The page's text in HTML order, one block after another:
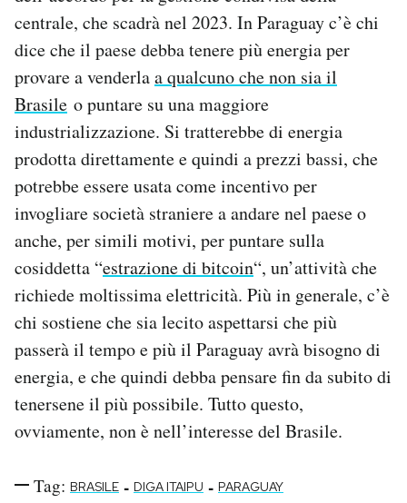
centrale, che scadrà nel 2023. In Paraguay c’è chi
dice che il paese debba tenere più energia per
provare a venderlaa qualcuno che non sia il
Brasile o puntare su una maggiore
industrializzazione. Si tratterebbe di energia
prodotta direttamente e quindi a prezzi bassi, che
potrebbe essere usata come incentivo per
invogliare società straniere a andare nel paese o
anche, per simili motivi, per puntare sulla
cosiddetta “estrazione di bitcoin“, un’attività che
richiede moltissima elettricità. Più in generale, c’è
chi sostiene che sia lecito aspettarsi che più
passerà il tempo e più il Paraguay avrà bisogno di
energia, e che quindi debba pensare fin da subito di
tenersene il più possibile. Tutto questo,
ovviamente, non è nell’interesse del Brasile.
Tag: BRASILE - DIGA ITAIPU - PARAGUAY